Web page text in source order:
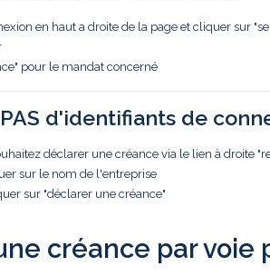
en haut a droite de la page et cliquer sur
pour le mandat concerné
d'identifiants de
déclarer une créance via le lien à droite
sur le nom de l'entreprise
sur "déclarer une créance"
créance par voie